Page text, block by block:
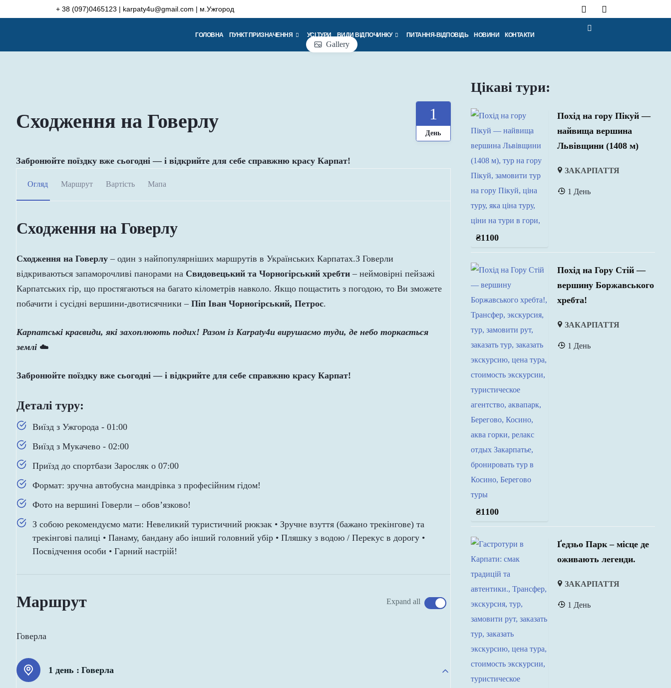
+ 38 (097)0465123 | karpaty4u@gmail.com | м.Ужгород
ГОЛОВНА ПУНКТ ПРИЗНАЧЕННЯ УСІ ТУРИ ВИДИ ВІДПОЧИНКУ ПИТАННЯ-ВІДПОВІДЬ НОВИНИ КОНТАКТИ
Gallery
Сходження на Говерлу 1
День
Забронюйте поїздку вже сьогодні — і відкрийте для себе справжню красу Карпат!
Огляд Маршрут Вартість Мапа
Сходження на Говерлу
Сходження на Говерлу – один з найпопулярніших маршрутів в Українських Карпатах.З Говерли
відкриваються запаморочливі панорами на Свидовецький та Чорногірський хребти – неймовірні пейзажі
Карпатських гір, що простягаються на багато кілометрів навколо. Якщо пощастить з погодою, то Ви зможете
побачити і сусідні вершини-двотисячники – Піп Іван Чорногірський, Петрос.
Карпатські краєвиди, які захоплюють подих! Разом із Karpaty4u вирушаємо туди, де небо торкається
землі ☁️
Забронюйте поїздку вже сьогодні — і відкрийте для себе справжню красу Карпат!
Деталі туру:
Виїзд з Ужгорода - 01:00
Виїзд з Мукачево - 02:00
Приїзд до спортбази Заросляк о 07:00
Формат: зручна автобусна мандрівка з професійним гідом!
Фото на вершині Говерли – обов’язково!
З собою рекомендуємо мати: Невеликий туристичний рюкзак • Зручне взуття (бажано трекінгове) та
трекінгові палиці • Панаму, бандану або інший головний убір • Пляшку з водою / Перекус в дорогу •
Посвідчення особи • Гарний настрій!
Маршрут Expand all
Говерла
1 день : Говерла
Цікаві тури:
₴1100
Похід на гору Пікуй —
найвища вершина
Львівщини (1408 м)
ЗАКАРПАТТЯ
1 День
₴1100
Похід на Гору Стій —
вершину Боржавського
хребта!
ЗАКАРПАТТЯ
1 День
Ґедзьо Парк – місце де
оживають легенди.
ЗАКАРПАТТЯ
1 День